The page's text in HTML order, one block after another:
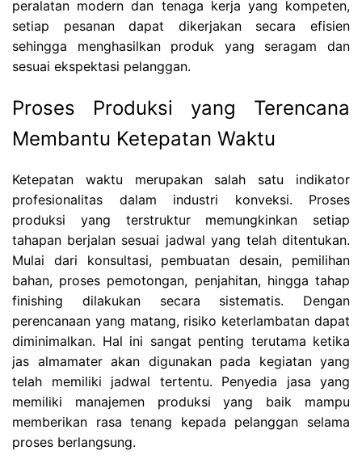
peralatan modern dan tenaga kerja yang kompeten,
setiap pesanan dapat dikerjakan secara efisien
sehingga menghasilkan produk yang seragam dan
sesuai ekspektasi pelanggan.
Proses Produksi yang Terencana
Membantu Ketepatan Waktu
Ketepatan waktu merupakan salah satu indikator
profesionalitas dalam industri konveksi. Proses
produksi yang terstruktur memungkinkan setiap
tahapan berjalan sesuai jadwal yang telah ditentukan.
Mulai dari konsultasi, pembuatan desain, pemilihan
bahan, proses pemotongan, penjahitan, hingga tahap
finishing dilakukan secara sistematis. Dengan
perencanaan yang matang, risiko keterlambatan dapat
diminimalkan. Hal ini sangat penting terutama ketika
jas almamater akan digunakan pada kegiatan yang
telah memiliki jadwal tertentu. Penyedia jasa yang
memiliki manajemen produksi yang baik mampu
memberikan rasa tenang kepada pelanggan selama
proses berlangsung.